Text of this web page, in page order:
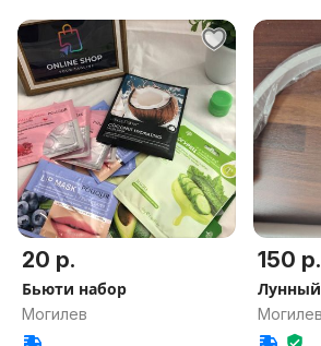
20 р.
Бьюти набор
Могилев
150 р.
Лунный
Могилев